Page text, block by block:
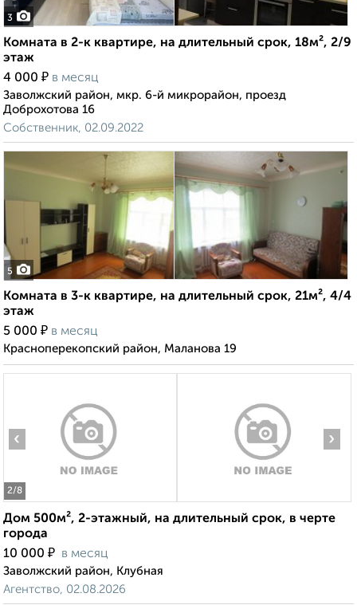
3
Комната в 2-к квартире, на длительный срок, 18м², 2/9
этаж
4 000 ₽ в месяц
Заволжский район, мкр. 6-й микрорайон, проезд
Доброхотова 16
Собственник, 02.09.2022
5
Комната в 3-к квартире, на длительный срок, 21м², 4/4
этаж
5 000 ₽ в месяц
Красноперекопский район, Маланова 19
2/8
‹ ›
Дом 500м², 2-этажный, на длительный срок, в черте
города
10 000 ₽ в месяц
Заволжский район, Клубная
Агентство, 02.08.2026